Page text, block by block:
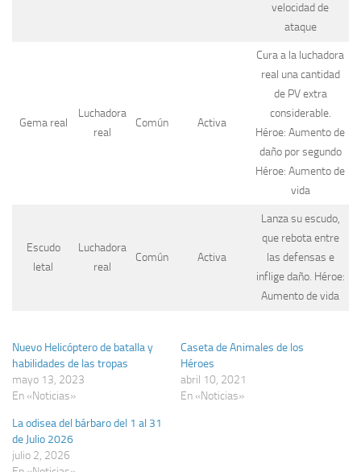
velocidad de
ataque
Gema real
Luchadora
real
Común Activa
Cura a la luchadora
real una cantidad
de PV extra
considerable.
Héroe: Aumento de
daño por segundo
Héroe: Aumento de
vida
Escudo
letal
Luchadora
real
Común Activa
Lanza su escudo,
que rebota entre
las defensas e
inflige daño. Héroe:
Aumento de vida
Nuevo Helicóptero de batalla y
habilidades de las tropas
mayo 13, 2023
En «Noticias»
Caseta de Animales de los
Héroes
abril 10, 2021
En «Noticias»
La odisea del bárbaro del 1 al 31
de Julio 2026
julio 2, 2026